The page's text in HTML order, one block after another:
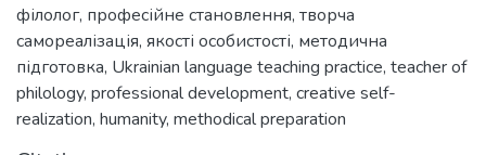
філолог, професійне становлення, творча
самореалізація, якості особистості, методична
підготовка, Ukrainian language teaching practice, teacher of
philology, professional development, creative self-
realization, humanity, methodical preparation